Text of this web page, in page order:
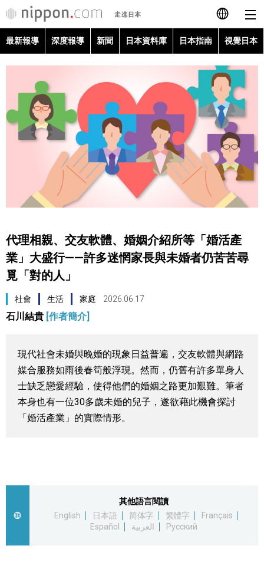
日本語
English
简体字
Français
Español
العربية
最新報導
日本指南
視覺日本
臺灣香港
更多
人物訪談
日本入門
社會
財經
official SNS
最新報導 深度報導 新聞 日本資料庫 日本指南 視覺日本
代理相親、交友軟體、婚姻介紹所等「婚活產
業」大盛行——許多迷惘家長與未婚者仍苦苦尋
覓「對的人」
社會 生活 家庭 2026.06.17
石川結貴 [作者簡介]
現代社會未婚與晚婚的現象日益普遍，交友軟體與網路
媒合服務如雨後春筍般浮現。然而，仍舊有許多單身人
士缺乏戀愛經驗，使得他們的婚姻之路更加艱難。筆者
本身也有一位30多歲未婚的兒子，遂欲藉此機會探討
「婚活產業」的實際情形。
其他語言閱讀
English
日本語 简体字 繁體字
Français
Español
العربية Русский